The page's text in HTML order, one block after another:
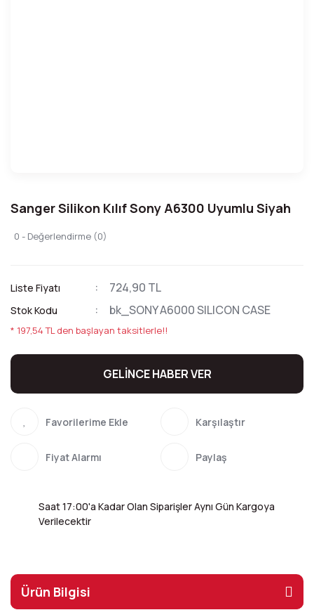
Sanger Silikon Kılıf Sony A6300 Uyumlu Siyah
0 - Değerlendirme (0)
Liste Fiyatı 724,90 TL
Stok Kodu bk_SONY A6000 SILICON CASE
* 197,54 TL den başlayan taksitlerle!!
GELİNCE HABER VER
Karşılaştır
Fiyat Alarmı Paylaş
Saat 17:00'a Kadar Olan Siparişler Aynı Gün Kargoya
Verilecektir
Ürün Bilgisi